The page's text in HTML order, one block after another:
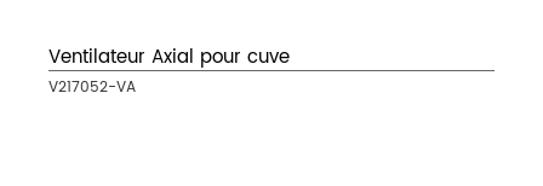
Ventilateur Axial pour cuve
V217052-VA